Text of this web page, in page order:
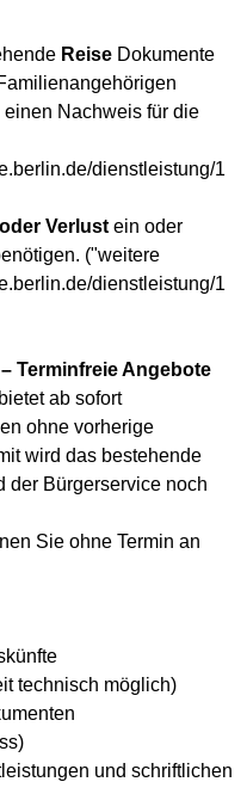
Reise Dokumente
Nachweis für die
dienstleistung/1
Verlust ein oder
("weitere
dienstleistung/1
Terminfreie Angebote
ab sofort
ohne vorherige
wird das bestehende
der Bürgerservice noch
Sie ohne Termin an
technisch möglich)
und schriftlichen